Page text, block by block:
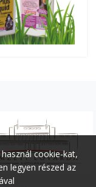
használ cookie-kat,
legyen részed az